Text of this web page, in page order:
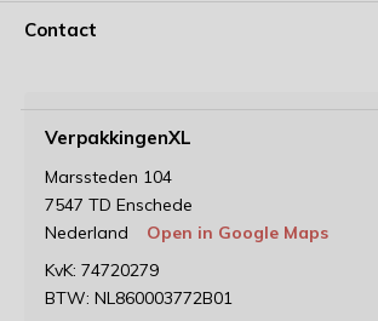
Contact
VerpakkingenXL
Marssteden 104
7547 TD Enschede
Nederland
Open in Google Maps
KvK: 74720279
BTW: NL860003772B01